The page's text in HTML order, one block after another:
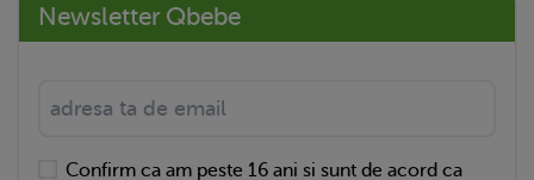
Newsletter Qbebe
Confirm ca am peste 16 ani si sunt de acord ca